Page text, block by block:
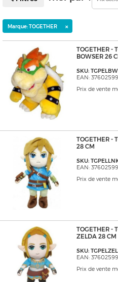
Marque: TOGETHER ×
TOGETHER -
BOWSER 26
SKU:
EAN:
Prix de vente
TOGETHER -
28 CM
SKU:
EAN:
Prix de vente
TOGETHER -
ZELDA 28 CM
SKU:
EAN:
Prix de vente